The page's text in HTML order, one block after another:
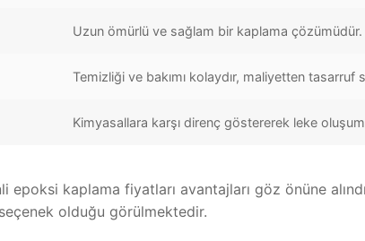
Uzun ömürlü ve sağlam bir kaplama çözümüdür.
Temizliği ve bakımı kolaydır, maliyetten tasarruf
Kimyasallara karşı direnç göstererek leke
epoksi kaplama fiyatları avantajları göz önüne
olduğu görülmektedir.